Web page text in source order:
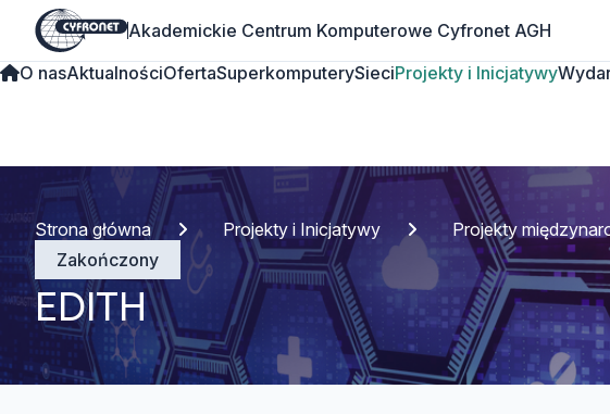
Akademickie Centrum Komputerowe Cyfronet AGH
O nasAktualnościOfertaSuperkomputerySieciProjekty i Inicjatywy
Strona główna Projekty i Inicjatywy Projekty
Zakończony
EDITH